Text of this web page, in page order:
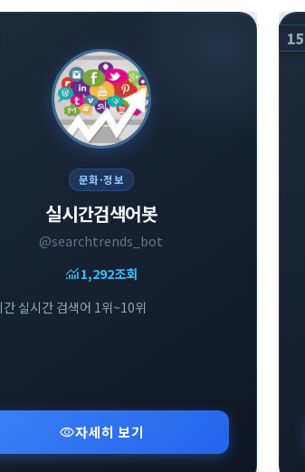
문화·정보
실시간검색어봇
@searchtrends_bot
monitoring1,292조회
간 실시간 검색어 1위~10위
visibility자세히 보기
15